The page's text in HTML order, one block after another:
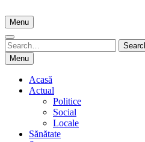
to
content
Menu
Search
for:
Search
Menu
Acasă
Actual
Politice
Social
Locale
Sănătate